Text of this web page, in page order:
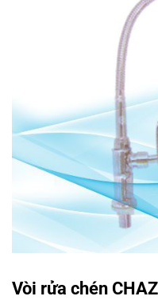
Vòi rửa chén